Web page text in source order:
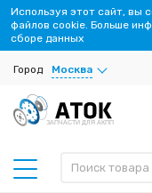
Город Москва
ЗАПЧАСТИ ДЛЯ АКПП
Используя этот сайт, вы
файлов cookie. Больше
сборе данных